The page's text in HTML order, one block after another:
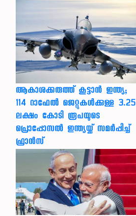
ആകാശക്കരുത്ത് കൂട്ടാൻ ഇന്ത്യ;
114 റാഫേൽ ജെറ്റുകൾക്കുള്ള 3.25
ലക്ഷം കോടി രൂപയുടെ
പ്രൊപ്പോസൽ ഇന്ത്യയ്ക്ക് സമർപ്പിച്ച്
ഫ്രാൻസ്